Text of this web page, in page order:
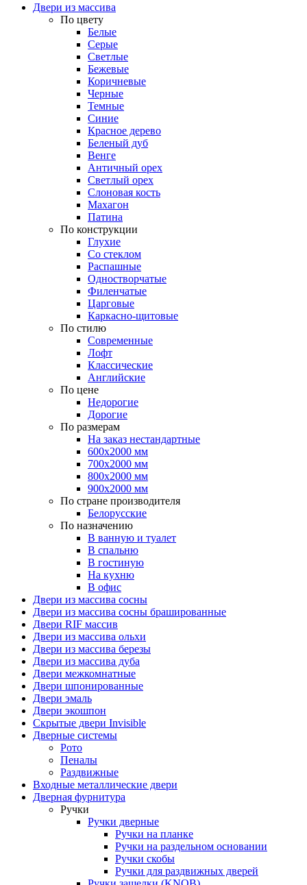
Двери из массива
По цвету
Белые
Серые
Светлые
Бежевые
Коричневые
Черные
Темные
Синие
Красное дерево
Беленый дуб
Венге
Античный орех
Светлый орех
Слоновая кость
Махагон
Патина
По конструкции
Глухие
Со стеклом
Распашные
Одностворчатые
Филенчатые
Царговые
Каркасно-щитовые
По стилю
Современные
Лофт
Классические
Английские
По цене
Недорогие
Дорогие
По размерам
На заказ нестандартные
600х2000 мм
700х2000 мм
800х2000 мм
900х2000 мм
По стране производителя
Белорусские
По назначению
В ванную и туалет
В спальню
В гостиную
На кухню
В офис
Двери из массива сосны
Двери из массива сосны брашированные
Двери RIF массив
Двери из массива ольхи
Двери из массива березы
Двери из массива дуба
Двери межкомнатные
Двери шпонированные
Двери эмаль
Двери экошпон
Скрытые двери Invisible
Дверные системы
Рото
Пеналы
Раздвижные
Входные металлические двери
Дверная фурнитура
Ручки
Ручки дверные
Ручки на планке
Ручки на раздельном основании
Ручки скобы
Ручки для раздвижных дверей